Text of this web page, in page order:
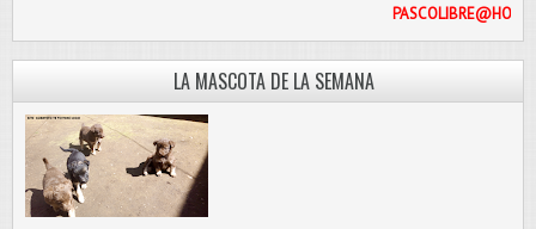
LA MASCOTA DE LA SEMANA